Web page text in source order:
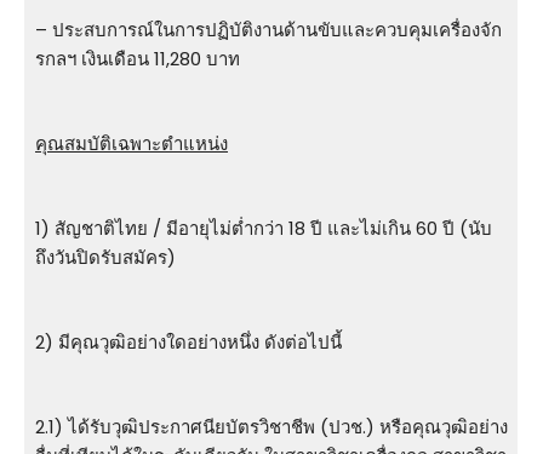
– ประสบการณ์ในการปฏิบัติงานด้านขับและควบคุมเครื่องจัก
รกลฯ เงินเดือน 11,280 บาท
คุณสมบัติเฉพาะตำแหน่ง
1) สัญชาติไทย / มีอายุไม่ต่ำกว่า 18 ปี และไม่เกิน 60 ปี (นับ
ถึงวันปิดรับสมัคร)
2) มีคุณวุฒิอย่างใดอย่างหนึ่ง ดังต่อไปนี้
2.1) ได้รับวุฒิประกาศนียบัตรวิชาชีพ (ปวช.) หรือคุณวุฒิอย่าง